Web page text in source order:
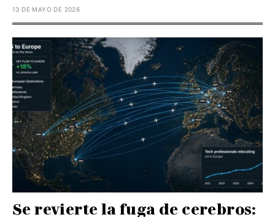
13 DE MAYO DE 2026
Se revierte la fuga de cerebros: